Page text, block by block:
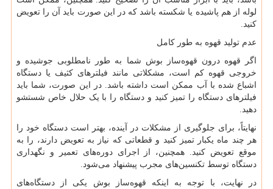
لوله از هم پاشیده یا شکسته باشد که در این صورت باید آن را تعویض
کنید.
عدم تولید قهوه به طور کامل
اگر قهوه درون قهوه‌ساز بوش شما به طور نامطلوبی جوشیده و
خروجی قهوه کم است، مشکلاتی مانند فیلترهای کثیف یا دستگاه
اشباع شده با آب ممکن است داشته باشد. در این صورت، شما باید
فیلترهای دستگاه را تمیز کنید و دستگاه را با یک حلال خاص شستشو
دهید.
نهایتاً، برای جلوگیری از مشکلات در آینده، بهتر است دستگاه خود را
هر چند ماه یکبار تمیز کنید و قطعاتی که نیاز به تعویض دارند، را به
موقع تعویض کنید. همچنین، از اجرای دوره‌های تعمیر و نگهداری
دستگاه توسط تکنسین‌های مجرب پیشنهاد می‌شود.
در نهایت، با توجه به اینکه قهوه‌ساز بوش یکی از دستگاه‌های